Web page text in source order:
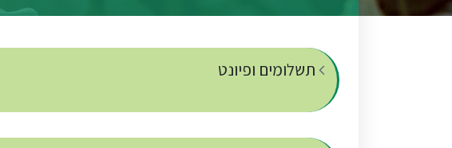
תשלומים ופיונט